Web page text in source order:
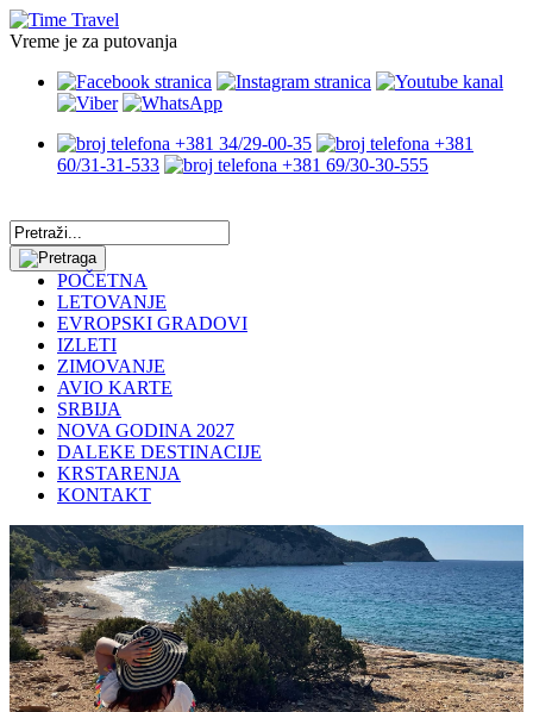
Vreme je za putovanja
+381 34/29-00-35
+381
60/31-31-533
+381 69/30-30-555
POČETNA
LETOVANJE
EVROPSKI GRADOVI
IZLETI
ZIMOVANJE
AVIO KARTE
SRBIJA
NOVA GODINA 2027
DALEKE DESTINACIJE
KRSTARENJA
KONTAKT